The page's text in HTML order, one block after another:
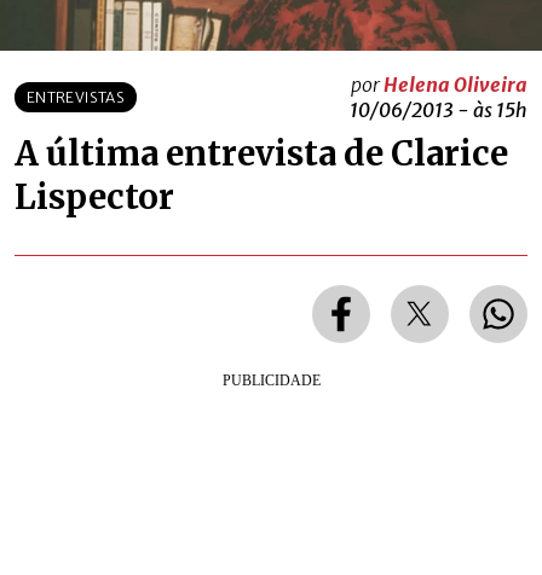
ENTREVISTAS
porHelena Oliveira
10/06/2013 - às 15h
A última entrevista de Clarice
Lispector